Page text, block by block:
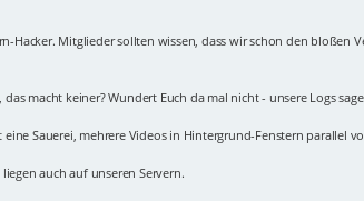
Mitglieder sollten wissen, dass wir schon den bloßen
macht keiner? Wundert Euch da mal nicht - unsere Logs
Sauerei, mehrere Videos in Hintergrund-Fenstern parallel
auch auf unseren Servern.